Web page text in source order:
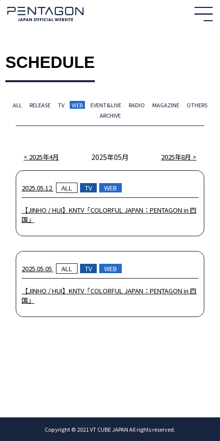
SCHEDULE
ALL RELEASE TV WEB EVENT&LIVE RADIO MAGAZINE
OTHERS
ARCHIVE
2025年4月 2025年05月 2025年8月
2025.05.12 ALL TV WEB
【JINHO / HUI】KNTV「COLORFUL JAPAN：PENTAGON in 四
国」
2025.05.05 ALL TV WEB
【JINHO / HUI】KNTV「COLORFUL JAPAN：PENTAGON in 四
国」
Copyright © 2021 VT CUBE JAPAN All rights reserved.
HOME
NEWS
PROFILE